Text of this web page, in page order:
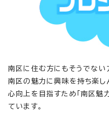
南区に住む方にもそうでない
南区の魅力に興味を持ち楽し
心向上を目指すため「南区魅
ています。